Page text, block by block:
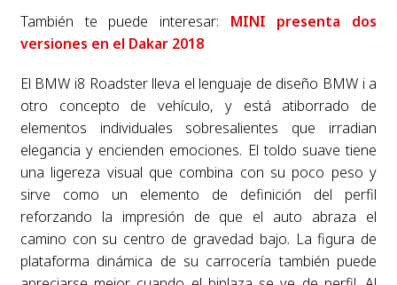
También te puede interesar: MINI presenta dos
versiones en el Dakar 2018
El BMW i8 Roadster lleva el lenguaje de diseño BMW i a
otro concepto de vehículo, y está atiborrado de
elementos individuales sobresalientes que irradian
elegancia y encienden emociones. El toldo suave tiene
una ligereza visual que combina con su poco peso y
sirve como un elemento de definición del perfil
reforzando la impresión de que el auto abraza el
camino con su centro de gravedad bajo. La figura de
plataforma dinámica de su carrocería también puede